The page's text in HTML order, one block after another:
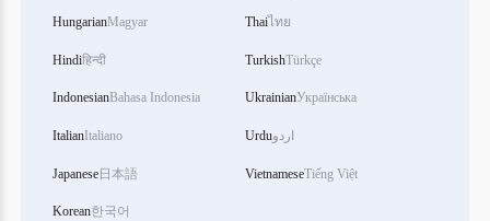
HungarianMagyar
Hindiहिन्दी
IndonesianBahasa Indonesia
ItalianItaliano
Japanese日本語
Korean한국어
Thaiไทย
TurkishTürkçe
UkrainianУкраїнська
Urduاردو
VietnameseTiếng Việt